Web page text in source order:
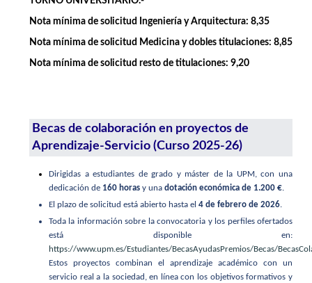
Nota mínima de solicitud Ingeniería y Arquitectura: 8,35
Nota mínima de solicitud Medicina y dobles titulaciones: 8,85
Nota mínima de solicitud resto de titulaciones: 9,20
Becas de colaboración en proyectos de
Aprendizaje-Servicio (Curso 2025-26)
Dirigidas a estudiantes de grado y máster de la UPM, con una
dedicación de 160 horas y una dotación económica de 1.200 €
El plazo de solicitud está abierto hasta el 4 de febrero de 2026.
Toda la información sobre la convocatoria y los perfiles ofertados
está disponible en:
https://www.upm.es/Estudiantes/BecasAyudasPremios/Becas/
Estos proyectos combinan el aprendizaje académico con un
servicio real a la sociedad, en línea con los objetivos formativos y